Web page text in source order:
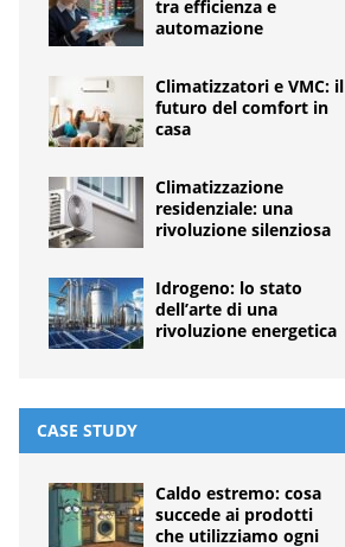
tra efficienza e
automazione
Climatizzatori e VMC: il
futuro del comfort in
casa
Climatizzazione
residenziale: una
rivoluzione silenziosa
Idrogeno: lo stato
dell’arte di una
rivoluzione energetica
CASE STUDY
Caldo estremo: cosa
succede ai prodotti
che utilizziamo ogni